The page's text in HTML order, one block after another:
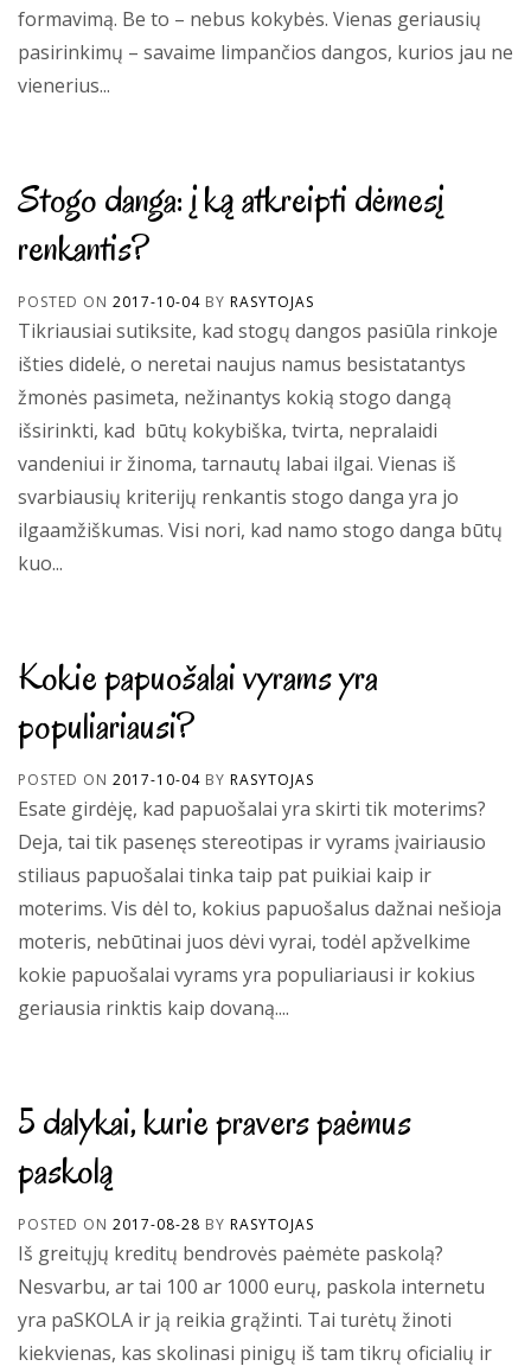
formavimą. Be to – nebus kokybės. Vienas geriausių
pasirinkimų – savaime limpančios dangos, kurios jau ne
vienerius...
Stogo danga: į ką atkreipti dėmesį
renkantis?
POSTED ON 2017-10-04 BY RASYTOJAS
Tikriausiai sutiksite, kad stogų dangos pasiūla rinkoje
išties didelė, o neretai naujus namus besistatantys
žmonės pasimeta, nežinantys kokią stogo dangą
išsirinkti, kad būtų kokybiška, tvirta, nepralaidi
vandeniui ir žinoma, tarnautų labai ilgai. Vienas iš
svarbiausių kriterijų renkantis stogo danga yra jo
ilgaamžiškumas. Visi nori, kad namo stogo danga būtų
kuo...
Kokie papuošalai vyrams yra
populiariausi?
POSTED ON 2017-10-04 BY RASYTOJAS
Esate girdėję, kad papuošalai yra skirti tik moterims?
Deja, tai tik pasenęs stereotipas ir vyrams įvairiausio
stiliaus papuošalai tinka taip pat puikiai kaip ir
moterims. Vis dėl to, kokius papuošalus dažnai nešioja
moteris, nebūtinai juos dėvi vyrai, todėl apžvelkime
kokie papuošalai vyrams yra populiariausi ir kokius
geriausia rinktis kaip dovaną....
5 dalykai, kurie pravers paėmus
paskolą
POSTED ON 2017-08-28 BY RASYTOJAS
Iš greitųjų kreditų bendrovės paėmėte paskolą?
Nesvarbu, ar tai 100 ar 1000 eurų, paskola internetu
yra paSKOLA ir ją reikia grąžinti. Tai turėtų žinoti
kiekvienas, kas skolinasi pinigų iš tam tikrų oficialių ir